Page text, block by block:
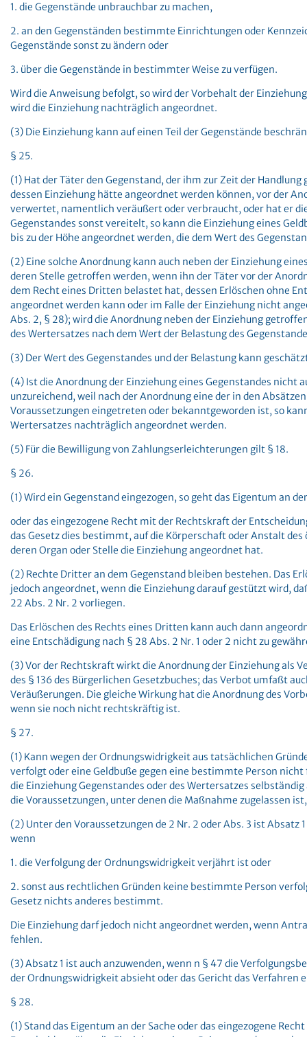
1. die Gegenstände unbrauchbar zu machen,
2. an den Gegenständen bestimmte Einrichtungen oder
Gegenstände sonst zu ändern oder
3. über die Gegenstände in bestimmter Weise zu verfügen.
Wird die Anweisung befolgt, so wird der Vorbehalt der
wird die Einziehung nachträglich angeordnet.
(3) Die Einziehung kann auf einen Teil der Gegenstände
§ 25.
(1) Hat der Täter den Gegenstand, der ihm zur Zeit der Handlung
dessen Einziehung hätte angeordnet werden können, vor der
verwertet, namentlich veräußert oder verbraucht, oder hat er
Gegenstandes sonst vereitelt, so kann die Einziehung eines
bis zu der Höhe angeordnet werden, die dem Wert des
(2) Eine solche Anordnung kann auch neben der Einziehung
deren Stelle getroffen werden, wenn ihn der Täter vor der
dem Recht eines Dritten belastet hat, dessen Erlöschen ohne
angeordnet werden kann oder im Falle der Einziehung nicht
Abs. 2, § 28); wird die Anordnung neben der Einziehung
des Wertersatzes nach dem Wert der Belastung des
(3) Der Wert des Gegenstandes und der Belastung kann
(4) Ist die Anordnung der Einziehung eines Gegenstandes nicht
unzureichend, weil nach der Anordnung eine der in den
Voraussetzungen eingetreten oder bekanntgeworden ist, so
Wertersatzes nachträglich angeordnet werden.
(5) Für die Bewilligung von Zahlungserleichterungen gilt § 18.
§ 26.
(1) Wird ein Gegenstand eingezogen, so geht das Eigentum an
oder das eingezogene Recht mit der Rechtskraft der
das Gesetz dies bestimmt, auf die Körperschaft oder Anstalt
deren Organ oder Stelle die Einziehung angeordnet hat.
(2) Rechte Dritter an dem Gegenstand bleiben bestehen. Das
jedoch angeordnet, wenn die Einziehung darauf gestützt wird,
22 Abs. 2 Nr. 2 vorliegen.
Das Erlöschen des Rechts eines Dritten kann auch dann
eine Entschädigung nach § 28 Abs. 2 Nr. 1 oder 2 nicht zu
(3) Vor der Rechtskraft wirkt die Anordnung der Einziehung als
des § 136 des Bürgerlichen Gesetzbuches; das Verbot umfaßt
Veräußerungen. Die gleiche Wirkung hat die Anordnung des
wenn sie noch nicht rechtskräftig ist.
§ 27.
(1) Kann wegen der Ordnungswidrigkeit aus tatsächlichen
verfolgt oder eine Geldbuße gegen eine bestimmte Person
die Einziehung Gegenstandes oder des Wertersatzes
die Voraussetzungen, unter denen die Maßnahme zugelassen
(2) Unter den Voraussetzungen de 2 Nr. 2 oder Abs. 3 ist Absatz
wenn
1. die Verfolgung der Ordnungswidrigkeit verjährt ist oder
2. sonst aus rechtlichen Gründen keine bestimmte Person
Gesetz nichts anderes bestimmt.
Die Einziehung darf jedoch nicht angeordnet werden, wenn
fehlen.
(3) Absatz 1 ist auch anzuwenden, wenn n § 47 die
der Ordnungswidrigkeit absieht oder das Gericht das Verfahren
§ 28.
(1) Stand das Eigentum an der Sache oder das eingezogene